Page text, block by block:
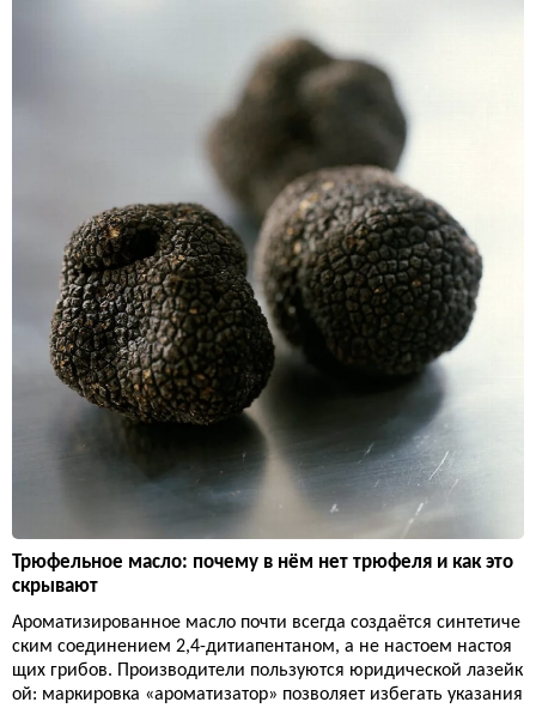
Трюфельное масло: почему в нём нет трюфеля и как это
скрывают
Ароматизированное масло почти всегда создаётся синтетиче
ским соединением 2,4-дитиапентаном, а не настоем настоя
щих грибов. Производители пользуются юридической лазейк
ой: маркировка «ароматизатор» позволяет избегать указания